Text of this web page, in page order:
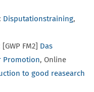
Disputationstraining,
FM2] Das
Promotion, Online
to good reasearch